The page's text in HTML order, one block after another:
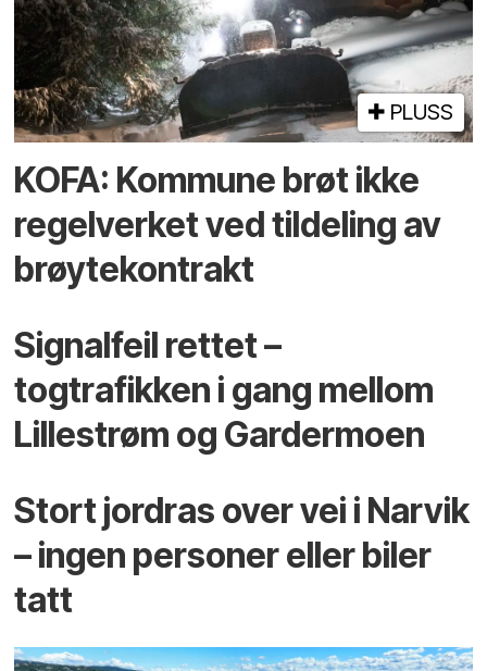
PLUSS
KOFA: Kommune brøt ikke
regelverket ved tildeling av
brøytekontrakt
Signalfeil rettet –
togtrafikken i gang mellom
Lillestrøm og Gardermoen
Stort jordras over vei i Narvik
– ingen personer eller biler
tatt